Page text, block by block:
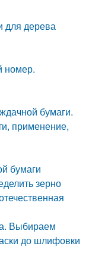
для дерева
номер.
бумаги.
применение,
бумаги
зерно
Выбираем
до шлифовки